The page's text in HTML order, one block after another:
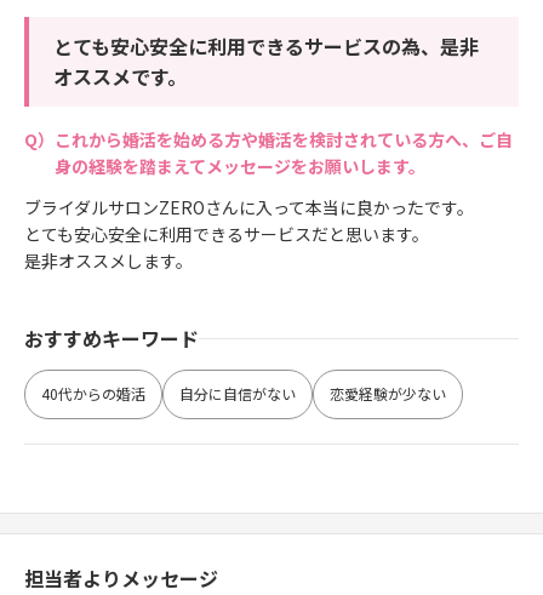
とても安心安全に利用できるサービスの為、是非
オススメです。
これから婚活を始める方や婚活を検討されている方へ、ご自
身の経験を踏まえてメッセージをお願いします。
ブライダルサロンZEROさんに入って本当に良かったです。
とても安心安全に利用できるサービスだと思います。
是非オススメします。
おすすめキーワード
40代からの婚活 自分に自信がない 恋愛経験が少ない
担当者よりメッセージ